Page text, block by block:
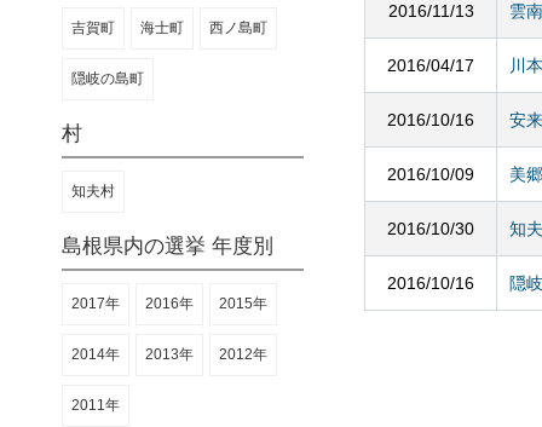
吉賀町 海士町 西ノ島町
隠岐の島町
村
知夫村
島根県内の選挙 年度別
2017年 2016年 2015年
2014年 2013年 2012年
2011年
2016/11/13 雲
2016/04/17 川
2016/10/16 安
2016/10/09 美
2016/10/30 知
2016/10/16 隠